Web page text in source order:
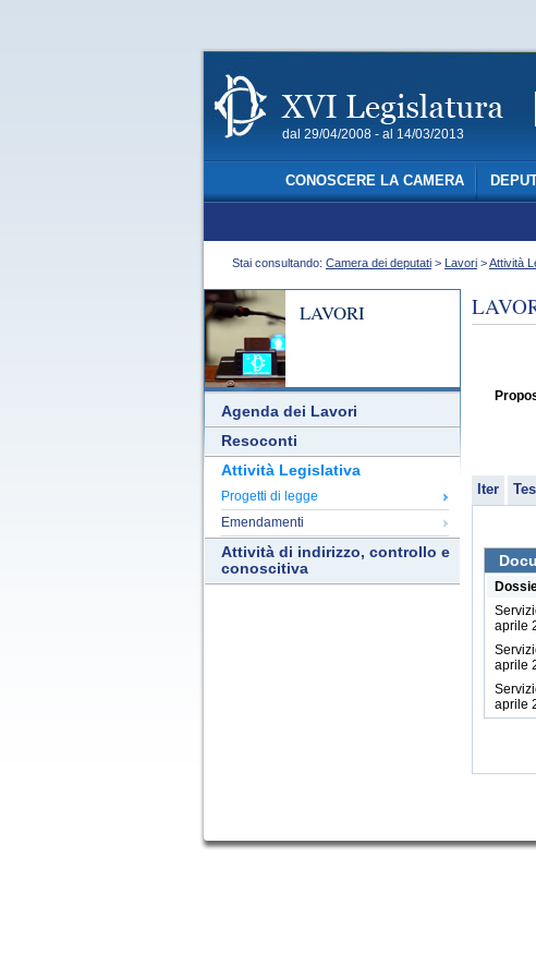
dal 29/04/2008 - al 14/03/2013
CONOSCERE LA CAMERA
Stai consultando: Camera dei deputati > Lavori >Attività
LAVORI
Agenda dei Lavori
Resoconti
Attività Legislativa
Progetti di legge
Emendamenti
Attività di indirizzo, controllo e
conoscitiva
Iter
aprile
aprile
aprile